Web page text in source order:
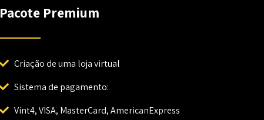
Pacote Premium
Criação de uma loja virtual
Sistema de pagamento:
Vint4, VISA, MasterCard, AmericanExpress